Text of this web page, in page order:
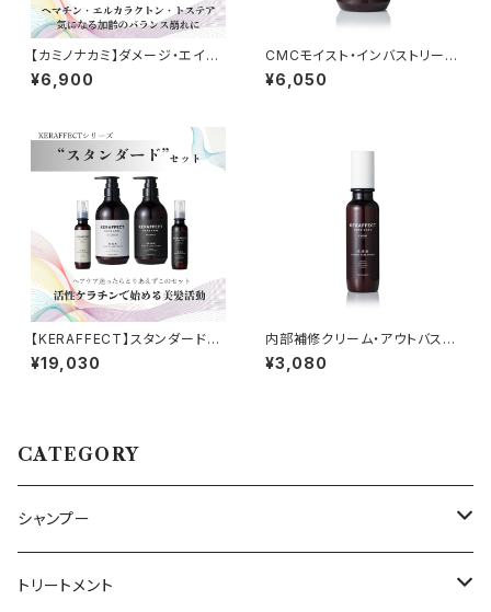
【カミノナカミ】ダメージ・エイジ
ング・ヘアケアセット
¥6,900
CMCモイスト・インバストリート
メント：KERAFFECT（ケラフェ
クト）
¥6,050
【KERAFFECT】スタンダードセ
ット
¥19,030
内部補修クリーム・アウトバスト
リートメント：KERAFFECT（ケ
ラフェクト）
¥3,080
CATEGORY
シャンプー
ボトル
トリートメント